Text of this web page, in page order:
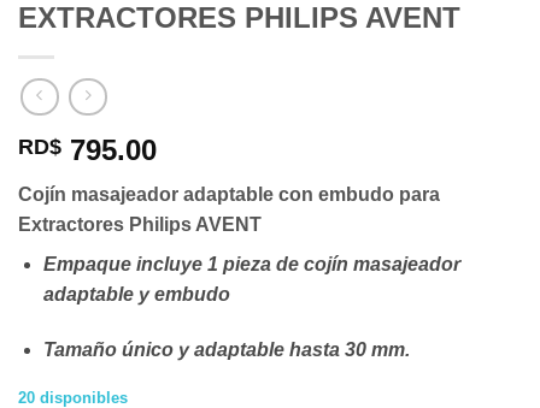
EXTRACTORES PHILIPS AVENT
RD$ 795.00
Cojín masajeador adaptable con embudo para
Extractores Philips AVENT
Empaque incluye 1 pieza de cojín masajeador
adaptable y embudo
Tamaño único y adaptable hasta 30 mm.
20 disponibles